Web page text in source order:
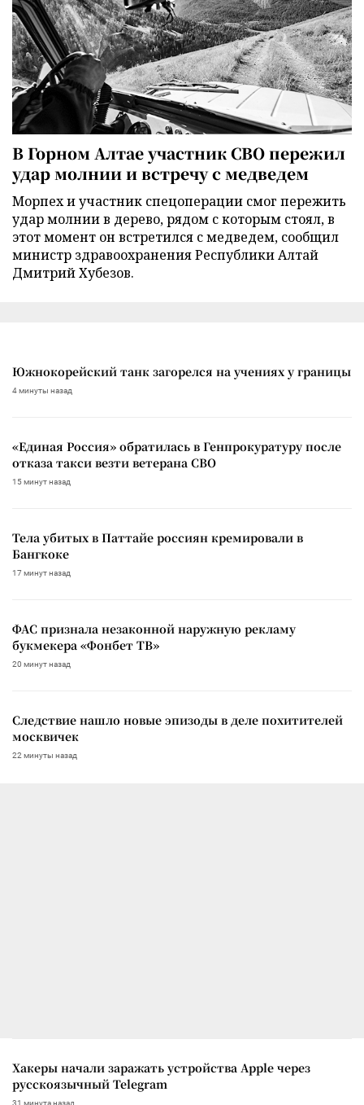
В Горном Алтае участник СВО пережил
удар молнии и встречу с медведем
Морпех и участник спецоперации смог пережить
удар молнии в дерево, рядом с которым стоял, в
этот момент он встретился с медведем, сообщил
министр здравоохранения Республики Алтай
Дмитрий Хубезов.
Южнокорейский танк загорелся на учениях у границы
4 минуты назад
«Единая Россия» обратилась в Генпрокуратуру после
отказа такси везти ветерана СВО
15 минут назад
Тела убитых в Паттайе россиян кремировали в
Бангкоке
17 минут назад
ФАС признала незаконной наружную рекламу
букмекера «Фонбет ТВ»
20 минут назад
Следствие нашло новые эпизоды в деле похитителей
москвичек
22 минуты назад
Хакеры начали заражать устройства Apple через
русскоязычный Telegram
31 минута назад